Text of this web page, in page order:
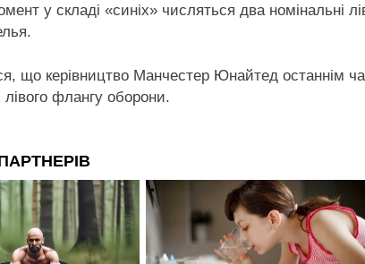
у складі «синіх» числяться два номінальні
що керівництво Манчестер Юнайтед останнім
флангу оборони.